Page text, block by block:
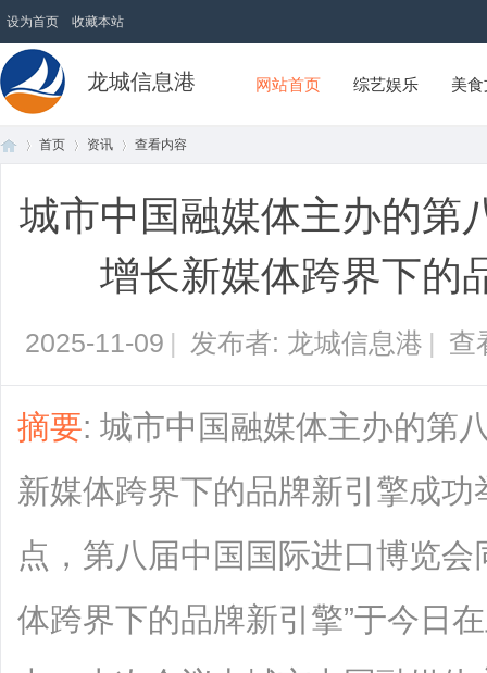
设为首页 收藏本站
龙城信息港 网站首页 综艺娱乐 美
首页 资讯
›
查看内容
城市中国融媒体主办的第
增长新媒体跨界下的
2025-11-09 | 发布者: 龙城信息港 | 查
摘要: 城市中国融媒体主办的第
新媒体跨界下的品牌新引擎成
点，第八届中国国际进口博览
体跨界下的品牌新引擎”于今日